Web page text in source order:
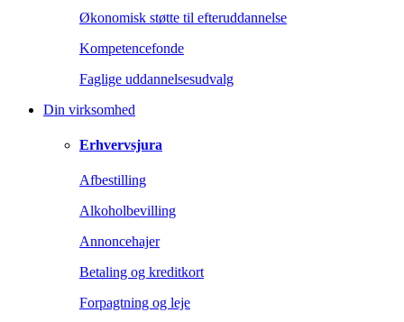
Økonomisk støtte til efteruddannelse
Kompetencefonde
Faglige uddannelsesudvalg
Din virksomhed
Erhvervsjura
Afbestilling
Alkoholbevilling
Annoncehajer
Betaling og kreditkort
Forpagtning og leje